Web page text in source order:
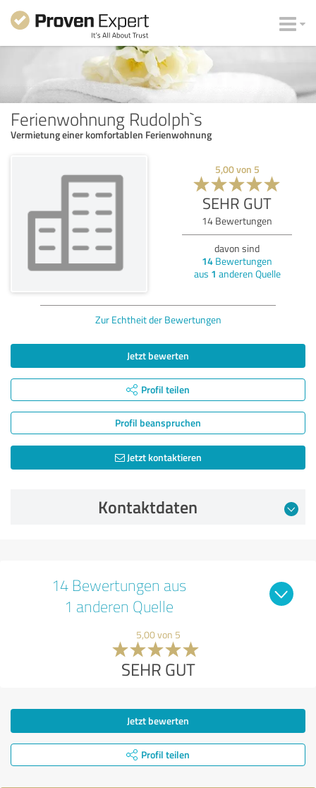
Ferienwohnung Rudolph`s
Vermietung einer komfortablen Ferienwohnung
5,00von 5
SEHR GUT
14 Bewertungen
davon sind
14 Bewertungen
aus 1 anderen Quelle
Zur Echtheit der Bewertungen
Jetzt bewerten
Profil teilen
Profil beanspruchen
Jetzt kontaktieren
Kontaktdaten
14 Bewertungen aus
1 anderen Quelle
5,00 von 5
SEHR GUT
Jetzt bewerten
Profil teilen